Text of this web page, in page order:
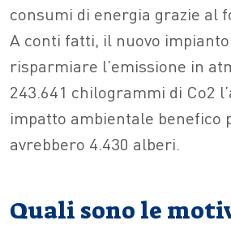
consumi di energia grazie al
A conti fatti, il nuovo
risparmiare l’emissione in
243.641 chilogrammi di Co2
impatto ambientale benefico
avrebbero 4.430 alberi.
Quali sono le